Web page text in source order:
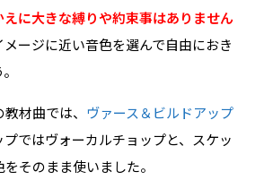
えに大きな縛りや約束事はありません
ージに近い音色を選んで自由におき
材曲では、 ヴァース＆ビルドアップ
ではヴォーカルチョップと、スケッ
そのまま使いました。